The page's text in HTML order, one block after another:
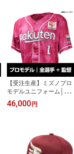
【受注生産】ミズノプロ
モデルユニフォーム│サ
ードユニフォーム2026│
監督・全選手・オリジナ
0日以降発送予定】《楽
天イーグルス》【2026プ
ロモデル】
46,000円